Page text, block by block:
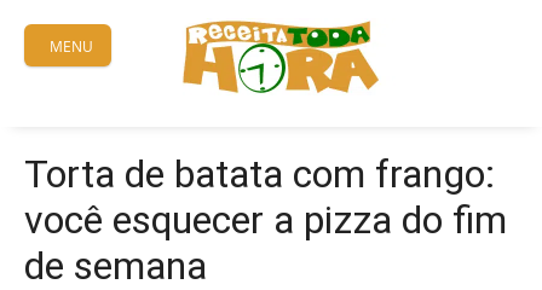
content
MENU
Torta de batata com frango:
você esquecer a pizza do fim
de semana